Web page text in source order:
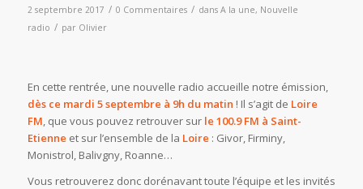
2 septembre 2017 / 0 Commentaires / dans A la une, Nouvelle
radio / par Olivier
En cette rentrée, une nouvelle radio accueille notre émission,
dès ce mardi 5 septembre à 9h du matin ! Il s’agit de Loire
FM , que vous pouvez retrouver sur le 100.9 FM à Saint-
Etienne et sur l’ensemble de la Loire : Givor, Firminy,
Monistrol, Balivgny, Roanne…
Vous retrouverez donc dorénavant toute l’équipe et les invités